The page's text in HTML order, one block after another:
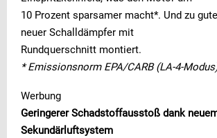
10 Prozent sparsamer macht*. Und zu
neuer Schalldämpfer mit
Rundquerschnitt montiert.
* Emissionsnorm EPA/CARB (LA-4-
Werbung
Geringerer Schadstoffausstoß dank
Sekundärluftsystem